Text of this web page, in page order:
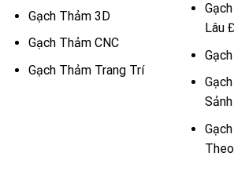
Gạch Thảm 3D
Gạch Thảm CNC
Gạch Thảm Trang Trí
Lâu
Sảnh